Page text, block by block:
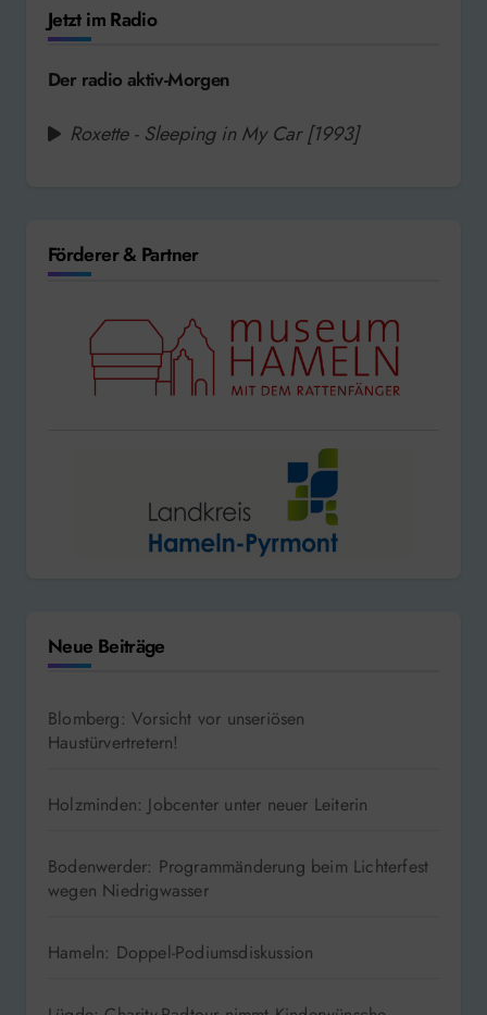
Jetzt im Radio
Der radio aktiv-Morgen
Roxette - Sleeping in My Car [1993]
Förderer & Partner
Neue Beiträge
Blomberg: Vorsicht vor unseriösen
Haustürvertretern!
Holzminden: Jobcenter unter neuer Leiterin
Bodenwerder: Programmänderung beim Lichterfest
wegen Niedrigwasser
Hameln: Doppel-Podiumsdiskussion